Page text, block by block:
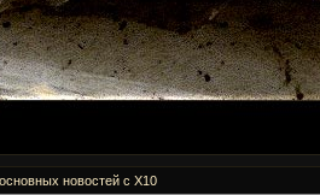
новостей с X10